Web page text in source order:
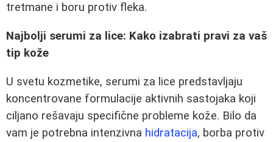
tretmane i boru protiv fleka.
Najbolji serumi za lice: Kako izabrati pravi za vaš
tip kože
U svetu kozmetike, serumi za lice predstavljaju
koncentrovane formulacije aktivnih sastojaka koji
ciljano rešavaju specifične probleme kože. Bilo da
vam je potrebna intenzivna hidratacija, borba protiv